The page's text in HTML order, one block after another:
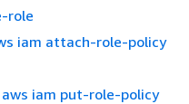
role
iam attach-role-policy
aws iam put-role-policy